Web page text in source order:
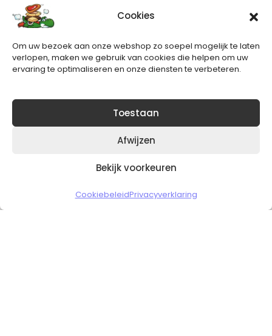
Cookies
Om uw bezoek aan onze webshop zo soepel mogelijk te laten
verlopen, maken we gebruik van cookies die helpen om uw
ervaring te optimaliseren en onze diensten te verbeteren.
Toestaan
Afwijzen
Bekijk voorkeuren
CookiebeleidPrivacyverklaring
Nieuwsbrief
Blijft op de hoogte van het laatste nieuws.